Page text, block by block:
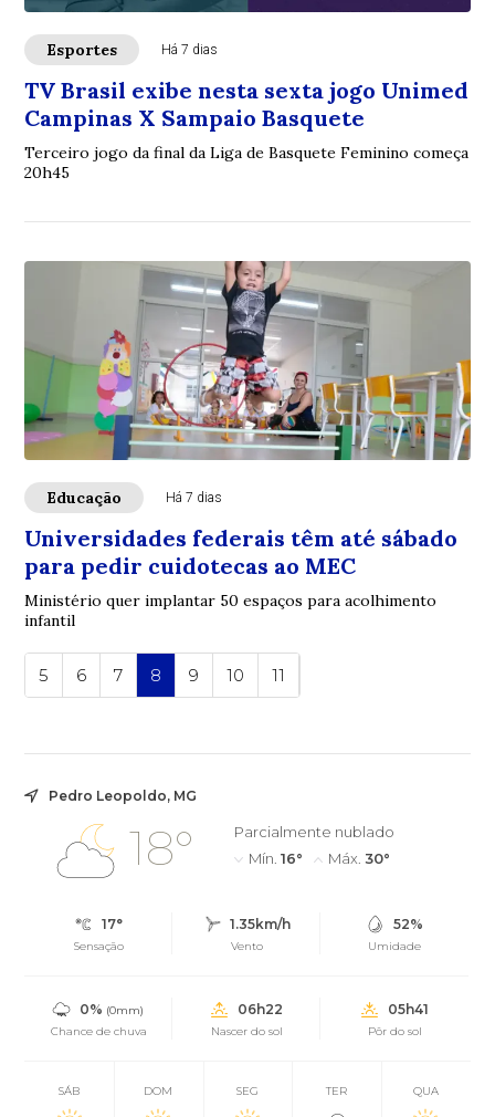
Esportes Há 7 dias
TV Brasil exibe nesta sexta jogo Unimed
Campinas X Sampaio Basquete
Terceiro jogo da final da Liga de Basquete Feminino começa
20h45
Educação Há 7 dias
Universidades federais têm até sábado
para pedir cuidotecas ao MEC
Ministério quer implantar 50 espaços para acolhimento
infantil
5 6 7 8 9 10 11
Pedro Leopoldo, MG
18°
Parcialmente nublado
Mín. 16° Máx. 30°
17°
Sensação
1.35km/h
Vento
52%
Umidade
0% (0mm)
Chance de chuva
06h22
Nascer do sol
05h41
Pôr do sol
SÁB DOM SEG TER QUA